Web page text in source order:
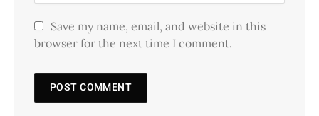
Save my name, email, and website in this
browser for the next time I comment.